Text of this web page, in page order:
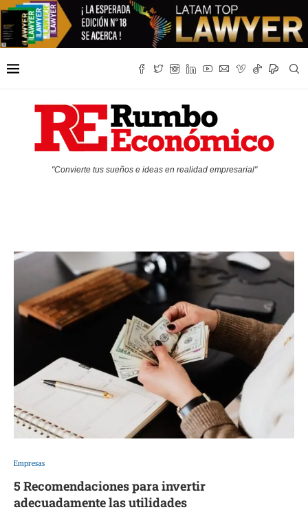
"Convierte tus sueños e ideas en realidad empresarial"
Empresas
5 Recomendaciones para invertir
adecuadamente las utilidades